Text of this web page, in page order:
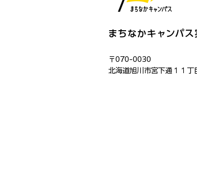
まちなかキャンパ
〒070-0030
北海道旭川市宮下通１１丁